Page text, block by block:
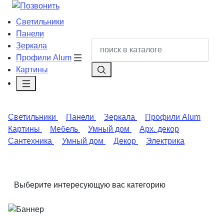
Светильники
Панели
Зеркала
Профили Alum
Картины
Светильники Панели Зеркала
Профили Alum
Картины
Мебель Умный дом
Арх. декор
Сантехника
Умный дом Декор Электрика
Выберите интересующую вас категорию